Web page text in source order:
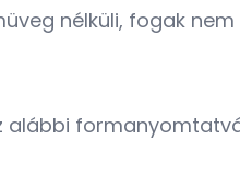
nélküli, fogak
alábbi